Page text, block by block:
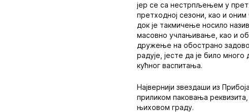
јер се са нестрпљењем у
претходној сезони, као и
док је такмичење носило
масовно учлањивање, као и
дружење на обострано
радује, јесте да је било
кућног васпитања.
Највернији звездаши из
приликом паковања
њиховом граду.